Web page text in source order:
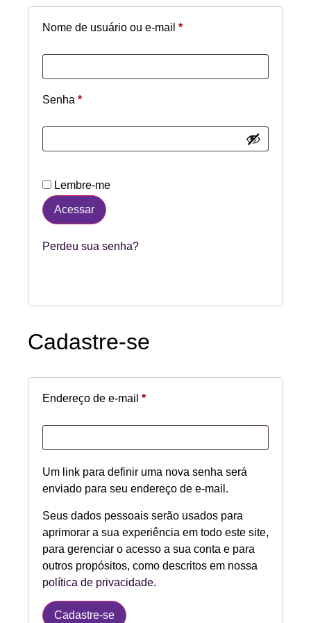
Nome de usuário ou e-mail *
Senha *
Lembre-me
Acessar
Perdeu sua senha?
Cadastre-se
Endereço de e-mail *
Um link para definir uma nova senha será
enviado para seu endereço de e-mail.
Seus dados pessoais serão usados para
aprimorar a sua experiência em todo este site,
para gerenciar o acesso a sua conta e para
outros propósitos, como descritos em nossa
política de privacidade.
Cadastre-se